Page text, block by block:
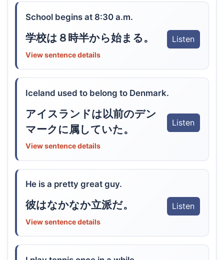
School begins at 8:30 a.m.
学校は８時半から始まる。 Listen
View sentence details
Iceland used to belong to Denmark.
アイスランドは以前のデン
マークに属していた。
Listen
View sentence details
He is a pretty great guy.
彼はなかなか立派だ。 Listen
View sentence details